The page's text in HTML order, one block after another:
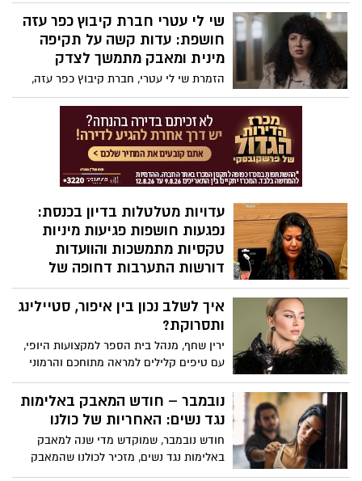
שי לי עטרי חברת קיבוץ כפר עזה
חושפת: עדות קשה על תקיפה
מינית ומאבק מתמשך לצדק
הזמרת שי לי עטרי, חברת קיבוץ כפר עזה,
ששכלה את בעלה יהב וינר ז"ל ב7 באוקטובר
כאשר הגן עליה ועל ביתם, נפתחה לראשונה
מול המצלמות וסיפרה על מסע כאוב נוסף
שעברה בחייה. בתוכנית "חשיפה" עם חיים
אתגר בקשת 12 שיתפה עטרי את עדותה
האישית על תקיפה מינית אלימה שלטענתה
המאבק לצדק
עדויות מטלטלות בדיון בכנסת:
נפגעות חושפות פגיעות מיניות
טקסיות מתמשכות והוועדות
דורשות התערבות דחופה של
רשויות האכיפה
בדיון מיוחד שנערך בוועדה לקידום מעמד
האישה ובוועדה המיוחדת לענייני צעירים,
נחשפו השבוע עדויות נוספות של נשים
שסיפרו על פגיעות מיניות מאורגנות וטקסיות
מספר פוגעים ובזירות שונות.
איך לשלב נכון בין איפור, סטיילינג
ותסרוקת?
ירין שחף, מנהל בית הספר למקצועות היופי,
עם טיפים קלילים למראה מתוחכם והרמוני
נובמבר – חודש המאבק באלימות
נגד נשים: האחריות של כולנו
חודש נובמבר, שמוקדש מדי שנה למאבק
באלימות נגד נשים, מזכיר לכולנו שהמאבק
הזה איננו נחלתן של נשים בלבד. לגברים